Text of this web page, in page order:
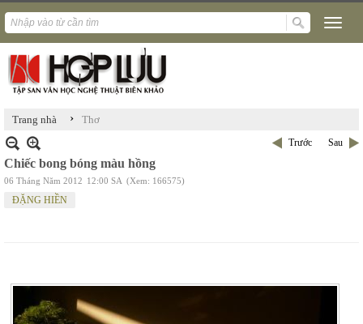
Trang nhà › Thơ
Trước Sau
Chiếc bong bóng màu hồng
06 Tháng Năm 2012 12:00 SA (Xem: 166575)
ĐẶNG HIỀN